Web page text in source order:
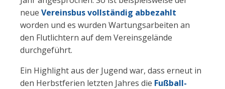
neue Vereinsbus vollständig abbezahlt
worden und es wurden Wartungsarbeiten an
den Flutlichtern auf dem Vereinsgelände
durchgeführt.
Ein Highlight aus der Jugend war, dass erneut in
den Herbstferien letzten Jahres die Fußball-